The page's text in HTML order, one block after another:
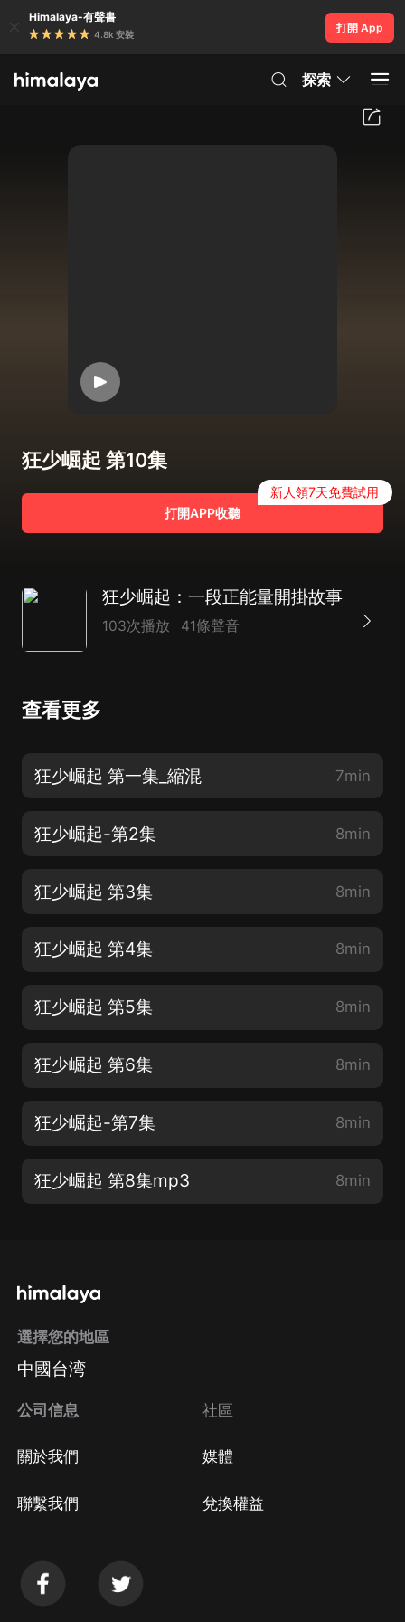
Himalaya-有聲書
4.8k 安裝
打開 App
探索
狂少崛起 第10集
打開APP收聽
新人領7天免費試用
狂少崛起：一段正能量開掛故事
103次播放 41條聲音
查看更多
狂少崛起 第一集_縮混 7min
狂少崛起-第2集 8min
狂少崛起 第3集 8min
狂少崛起 第4集 8min
狂少崛起 第5集 8min
狂少崛起 第6集 8min
狂少崛起-第7集 8min
狂少崛起 第8集mp3 8min
選擇您的地區
中國台湾
公司信息
關於我們
聯繫我們
社區
媒體
兌換權益